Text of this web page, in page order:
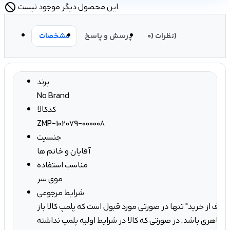
block این محصول دیگر موجود نیست.
مشخصات پرسش و پاسخ نظرات (0)
برند
No Brand
کدکالا
ZMP-102079-000008
جنسیت
آقایان و خانم ها
مناسب استفاده
موی سر
شرایط مرجوعی
از خرید" تنها در صورتی مورد قبول است که پلمپ کالا باز
ظاهری باشد. در صورتی که کالا در شرایط اولیه پلمپ نداشته